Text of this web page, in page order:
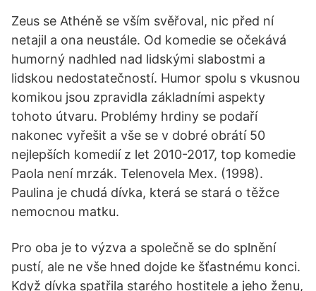
Zeus se Athéně se vším svěřoval, nic před ní
netajil a ona neustále. Od komedie se očekává
humorný nadhled nad lidskými slabostmi a
lidskou nedostatečností. Humor spolu s vkusnou
komikou jsou zpravidla základními aspekty
tohoto útvaru. Problémy hrdiny se podaří
nakonec vyřešit a vše se v dobré obrátí 50
nejlepších komedií z let 2010-2017, top komedie
Paola není mrzák. Telenovela Mex. (1998).
Paulina je chudá dívka, která se stará o těžce
nemocnou matku.
Pro oba je to výzva a společně se do splnění
pustí, ale ne vše hned dojde ke šťastnému konci.
Když dívka spatřila starého hostitele a jeho ženu,